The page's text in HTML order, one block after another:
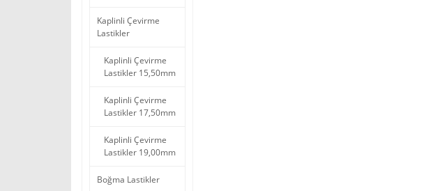
Kaplinli Çevirme
Lastikler
Kaplinli Çevirme
Lastikler 15,50mm
Kaplinli Çevirme
Lastikler 17,50mm
Kaplinli Çevirme
Lastikler 19,00mm
Boğma Lastikler